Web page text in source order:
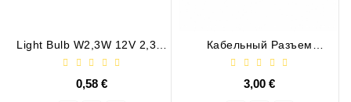
Light Bulb W2,3W 12V 2,3W
W2X4,6d
0,58 €
Кабельный Разъем
DEUTSCH DT (гнездо, 2
Контакта)
3,00 €